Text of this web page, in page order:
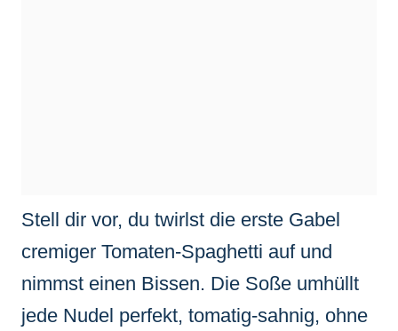
Stell dir vor, du twirlst die erste Gabel
cremiger Tomaten-Spaghetti auf und
nimmst einen Bissen. Die Soße umhüllt
jede Nudel perfekt, tomatig-sahnig, ohne